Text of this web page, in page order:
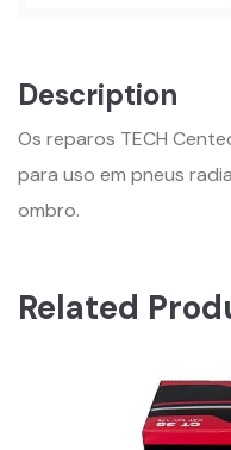
Description
Os reparos TECH
para uso em pneus
ombro.
Related